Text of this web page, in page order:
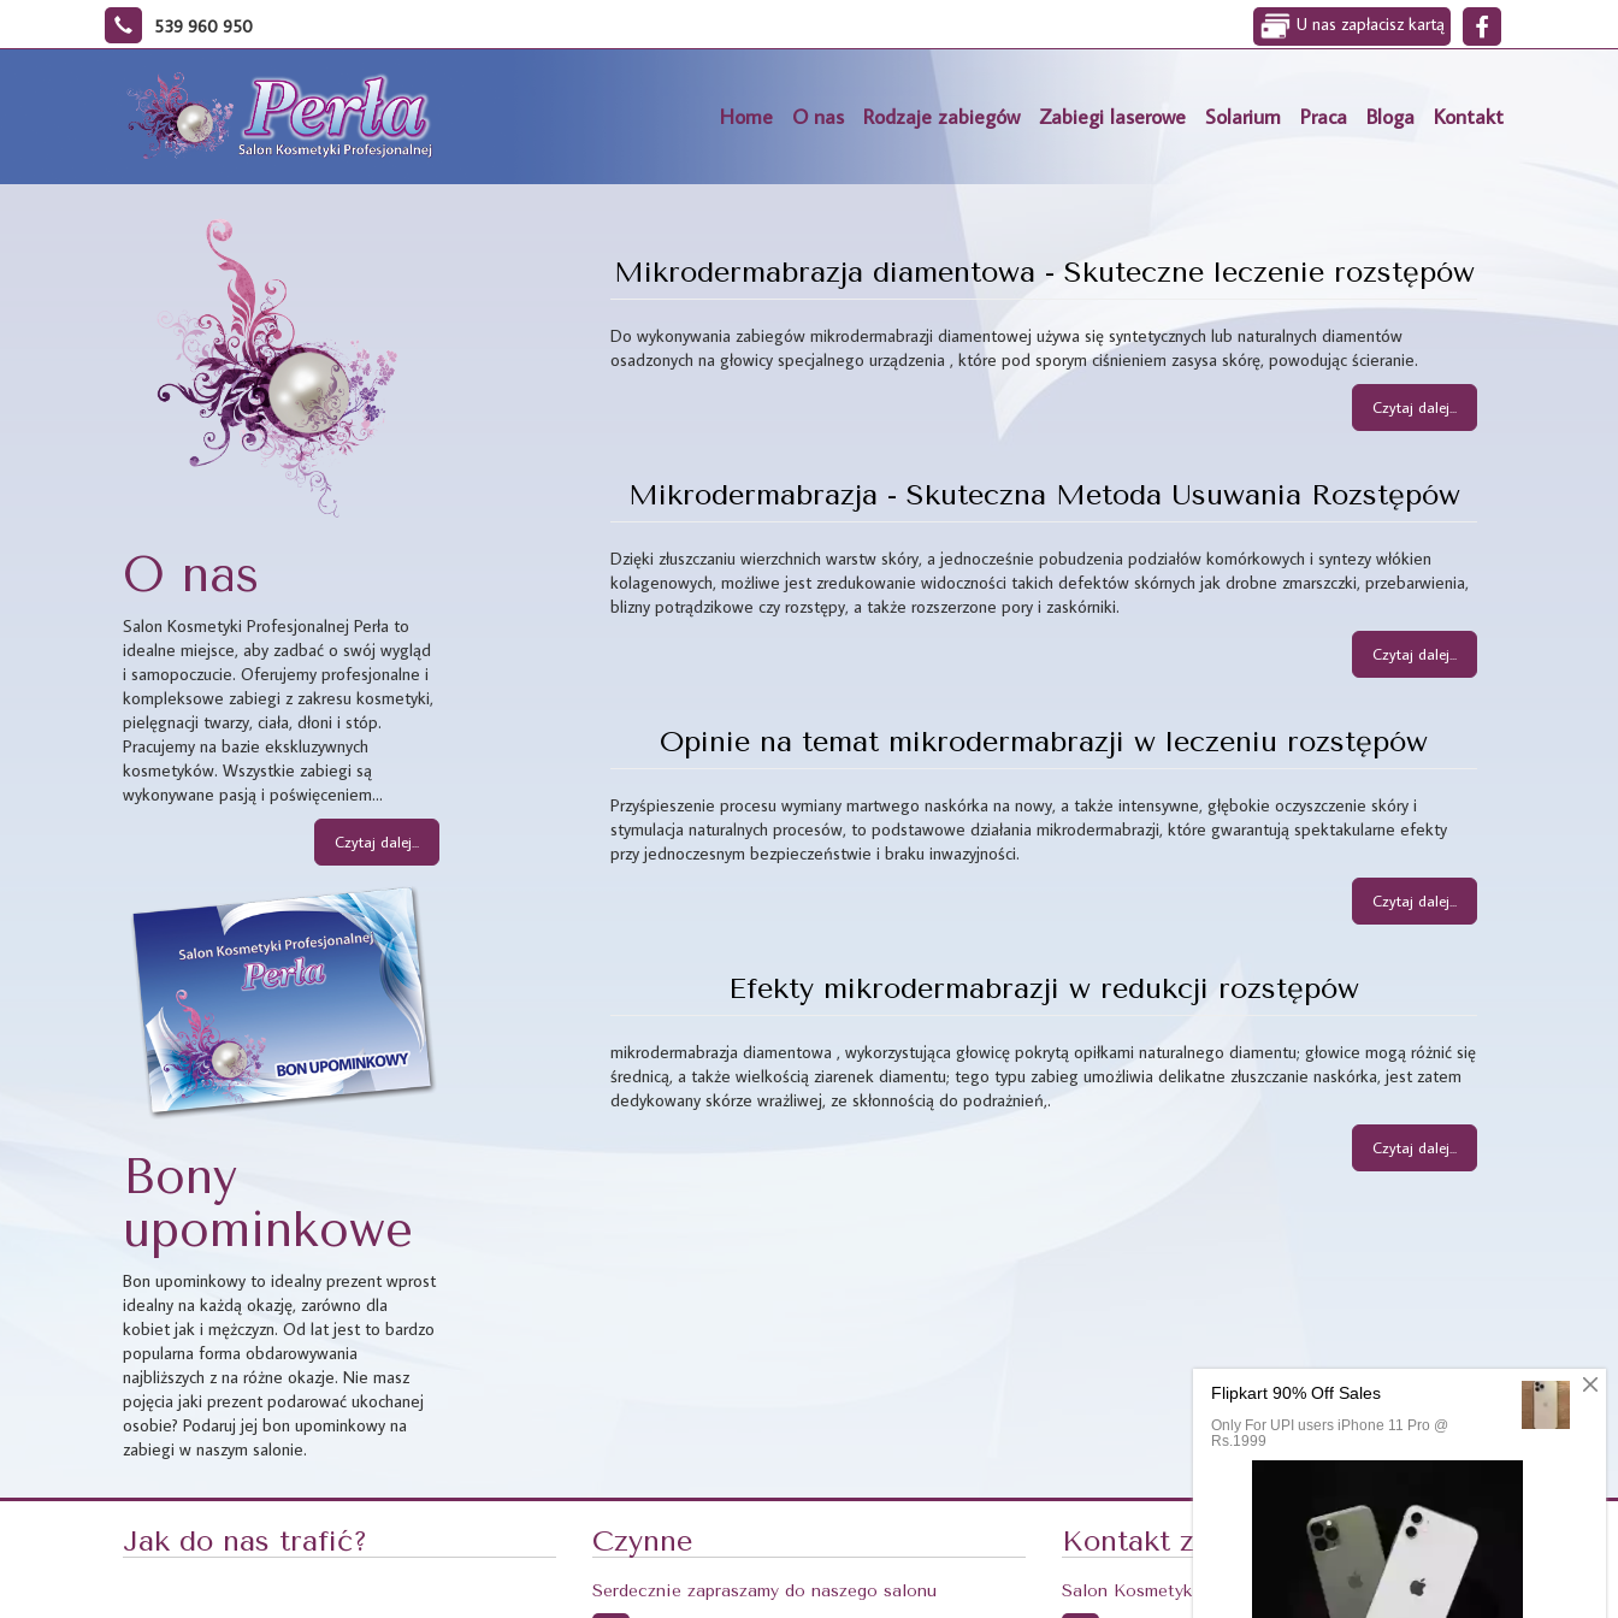
U nas zapłacisz kartą
539 960 950
Home O nas Rodzaje zabiegów Zabiegi laserowe Solarium Praca Bloga Kontakt
O nas
Salon Kosmetyki Profesjonalnej Perła to
idealne miejsce, aby zadbać o swój wygląd
i samopoczucie. Oferujemy profesjonalne i
kompleksowe zabiegi z zakresu kosmetyki,
pielęgnacji twarzy, ciała, dłoni i stóp.
Pracujemy na bazie ekskluzywnych
kosmetyków. Wszystkie zabiegi są
wykonywane pasją i poświęceniem...
Czytaj dalej...
Bony
upominkowe
Bon upominkowy to idealny prezent wprost
idealny na każdą okazję, zarówno dla
kobiet jak i mężczyzn. Od lat jest to bardzo
popularna forma obdarowywania
najbliższych z na różne okazje. Nie masz
pojęcia jaki prezent podarować ukochanej
osobie? Podaruj jej bon upominkowy na
zabiegi w naszym salonie.
Mikrodermabrazja diamentowa - Skuteczne leczenie rozstępów
Do wykonywania zabiegów mikrodermabrazji diamentowej używa się syntetycznych lub naturalnych diamentów
osadzonych na głowicy specjalnego urządzenia , które pod sporym ciśnieniem zasysa skórę, powodując ścieranie.
Czytaj dalej...
Mikrodermabrazja - Skuteczna Metoda Usuwania Rozstępów
Dzięki złuszczaniu wierzchnich warstw skóry, a jednocześnie pobudzenia podziałów komórkowych i syntezy włókien
kolagenowych, możliwe jest zredukowanie widoczności takich defektów skórnych jak drobne zmarszczki, przebarwienia,
blizny potrądzikowe czy rozstępy, a także rozszerzone pory i zaskórniki.
Czytaj dalej...
Opinie na temat mikrodermabrazji w leczeniu rozstępów
Przyśpieszenie procesu wymiany martwego naskórka na nowy, a także intensywne, głębokie oczyszczenie skóry i
stymulacja naturalnych procesów, to podstawowe działania mikrodermabrazji, które gwarantują spektakularne efekty
przy jednoczesnym bezpieczeństwie i braku inwazyjności.
Czytaj dalej...
Efekty mikrodermabrazji w redukcji rozstępów
mikrodermabrazja diamentowa , wykorzystująca głowicę pokrytą opiłkami naturalnego diamentu; głowice mogą różnić się
średnicą, a także wielkością ziarenek diamentu; tego typu zabieg umożliwia delikatne złuszczanie naskórka, jest zatem
dedykowany skórze wrażliwej, ze skłonnością do podrażnień,.
Czytaj dalej...
Jak do nas trafić? Czynne
Serdecznie zapraszamy do naszego salonu
Kontakt z nami
Salon Kosmetyki Profesjonalnej PERŁA